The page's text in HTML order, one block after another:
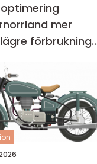
mer
förbrukning